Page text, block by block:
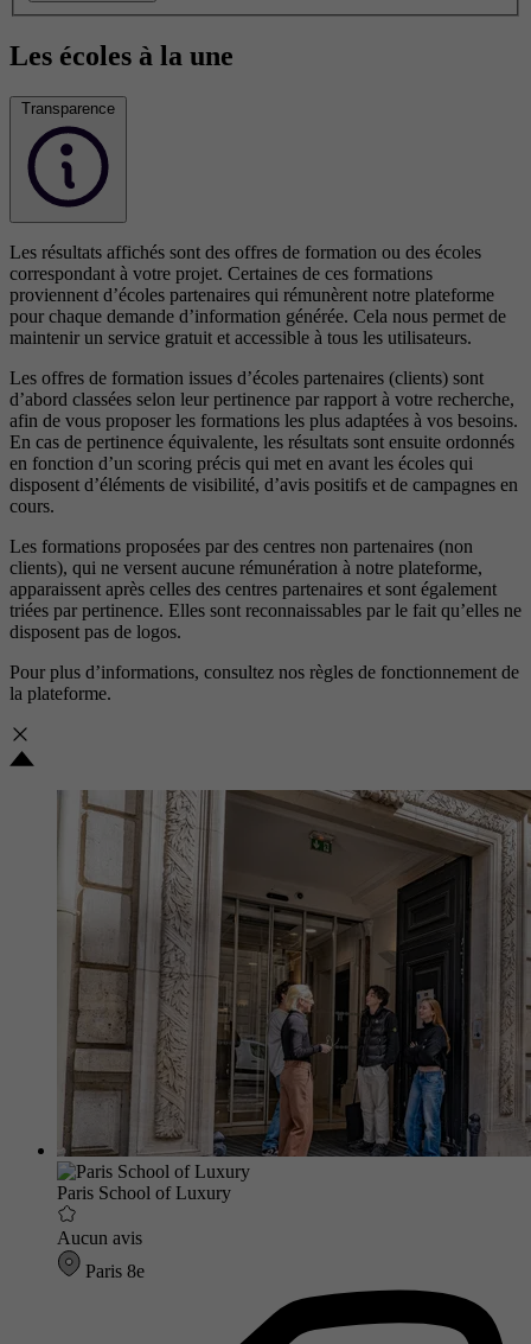
Les écoles à la une
Transparence
Les résultats affichés sont des offres de formation ou des écoles
correspondant à votre projet. Certaines de ces formations
proviennent d’écoles partenaires qui rémunèrent notre plateforme
pour chaque demande d’information générée. Cela nous permet de
maintenir un service gratuit et accessible à tous les utilisateurs.
Les offres de formation issues d’écoles partenaires (clients) sont
d’abord classées selon leur pertinence par rapport à votre recherche,
afin de vous proposer les formations les plus adaptées à vos besoins.
En cas de pertinence équivalente, les résultats sont ensuite ordonnés
en fonction d’un scoring précis qui met en avant les écoles qui
disposent d’éléments de visibilité, d’avis positifs et de campagnes en
cours.
Les formations proposées par des centres non partenaires (non
clients), qui ne versent aucune rémunération à notre plateforme,
apparaissent après celles des centres partenaires et sont également
triées par pertinence. Elles sont reconnaissables par le fait qu’elles ne
disposent pas de logos.
Pour plus d’informations, consultez nos règles de fonctionnement de
la plateforme.
Paris School of Luxury
Aucun avis
Paris 8e